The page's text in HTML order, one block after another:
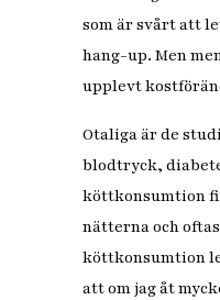
som är svårt att
hang-up. Men
upplevt
Otaliga är de
blodtryck,
köttkonsumtion
nätterna och
köttkonsumtion
att om jag åt